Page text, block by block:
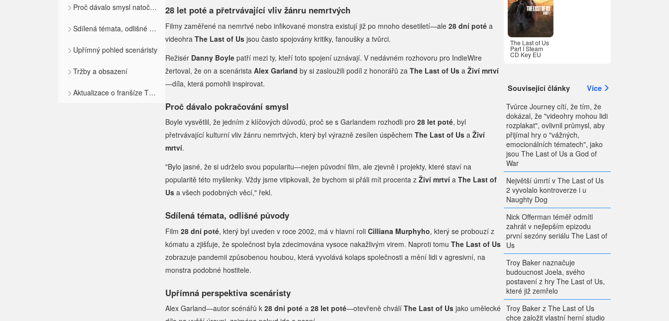
Proč dávalo smysl natočit pokračování
Sdílená témata, odlišné původy
Upřímný pohled scenáristy
Tržby a obsazení
Aktualizace o franšíze The Last of Us
28 let poté a přetrvávající vliv žánru nemrtvých
Filmy zaměřené na nemrtvé nebo infikované monstra existují již po mnoho desetiletí—ale 28 dní poté a
videohra The Last of Us jsou často spojovány kritiky, fanoušky a tvůrci.
Režisér Danny Boyle patří mezi ty, kteří toto spojení uznávají. V nedávném rozhovoru pro IndieWire
žertoval, že on a scenárista Alex Garland by si zasloužili podíl z honorářů za The Last of Us a Živí mrtví
—díla, která pomohli inspirovat.
Proč dávalo pokračování smysl
Boyle vysvětlil, že jedním z klíčových důvodů, proč se s Garlandem rozhodli pro 28 let poté, byl
přetrvávající kulturní vliv žánru nemrtvých, který byl výrazně zesílen úspěchem The Last of Us a Živí
mrtví.
"Bylo jasné, že si udrželo svou popularitu—nejen původní film, ale zjevně i projekty, které staví na
popularitě této myšlenky. Vždy jsme vtipkovali, že bychom si přáli mít procenta z Živí mrtví a The Last of
Us a všech podobných věcí," řekl.
Sdílená témata, odlišné původy
Film 28 dní poté, který byl uveden v roce 2002, má v hlavní roli Cilliana Murphyho, který se probouzí z
kómatu a zjišťuje, že společnost byla zdecimována vysoce nakažlivým virem. Naproti tomu The Last of Us
zobrazuje pandemii způsobenou houbou, která vyvolává kolaps společnosti a mění lidi v agresivní, na
monstra podobné hostitele.
Upřímná perspektiva scenáristy
Alex Garland—autor scénářů k 28 dní poté a 28 let poté—otevřeně chválí The Last of Us jako umělecké
The Last of Us
Part I Steam
CD Key EU
Související články
Více
Tvůrce Journey cítí, že tím, že
dokázal, že "videohry mohou lidi
rozplakat", ovlivnil průmysl, aby
přijímal hry o "vážných,
emocionálních tématech", jako
jsou The Last of Us a God of
War
Největší úmrtí v The Last of Us
2 vyvolalo kontroverze i u
Naughty Dog
Nick Offerman téměř odmítl
zahrát v nejlepším epizodu
první sezóny seriálu The Last of
Us
Troy Baker naznačuje
budoucnost Joela, svého
postavení z hry The Last of Us,
které již zemřelo
Troy Baker z The Last of Us
chce založit vlastní herní studio